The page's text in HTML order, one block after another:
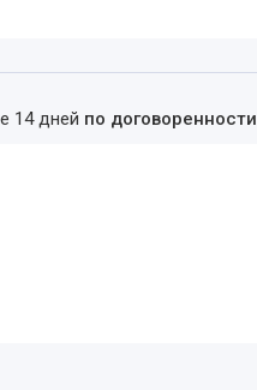
14 дней по договоренности